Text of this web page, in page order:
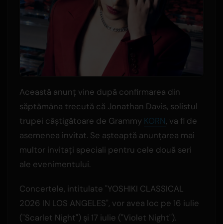
Această anunț vine după confirmarea din
săptămâna trecută că Jonathan Davis, solistul
trupei câștigătoare de Grammy KORN, va fi de
asemenea invitat. Se așteaptă anunțarea mai
multor invitați speciali pentru cele două seri
ale evenimentului.
Concertele, intitulate "YOSHIKI CLASSICAL
2026 IN LOS ANGELES", vor avea loc pe 16 iulie
("Scarlet Night") și 17 iulie ("Violet Night").